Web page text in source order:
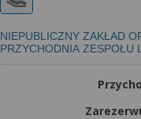
NIEPUBLICZNY ZAKŁAD
PRZYCHODNIA ZESPOŁU